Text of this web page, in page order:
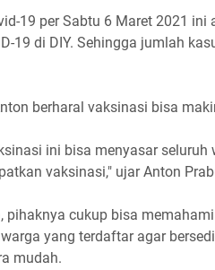
19 per Sabtu 6 Maret 2021
19 di DIY. Sehingga jumlah
berharal vaksinasi bisa
ini bisa menyasar
vaksinasi," ujar Anton
pihaknya cukup bisa
yang terdaftar agar
mudah.